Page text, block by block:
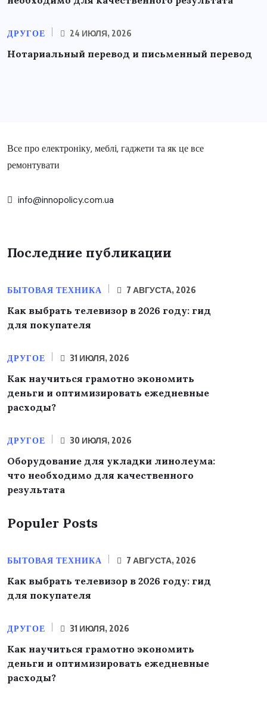
ДРУГОЕ 24 ИЮЛЯ, 2026
Нотариальный перевод и письменный перевод
Все про електроніку, меблі, гаджети та як це все
ремонтувати
info@innopolicy.com.ua
Последние публикации
БЫТОВАЯ ТЕХНИКА 7 АВГУСТА, 2026
Как выбрать телевизор в 2026 году: гид
для покупателя
ДРУГОЕ 31 ИЮЛЯ, 2026
Как научиться грамотно экономить
деньги и оптимизировать ежедневные
расходы?
ДРУГОЕ 30 ИЮЛЯ, 2026
Оборудование для укладки линолеума:
что необходимо для качественного
результата
Populer Posts
БЫТОВАЯ ТЕХНИКА 7 АВГУСТА, 2026
Как выбрать телевизор в 2026 году: гид
для покупателя
ДРУГОЕ 31 ИЮЛЯ, 2026
Как научиться грамотно экономить
деньги и оптимизировать ежедневные
расходы?